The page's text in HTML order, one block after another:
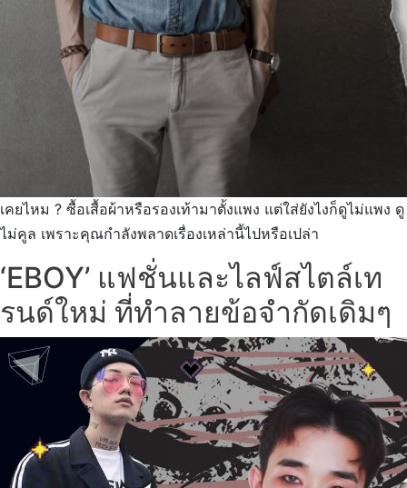
เคยไหม ? ซื้อเสื้อผ้าหรือรองเท้ามาตั้งแพง แต่ใส่ยังไงก็ดูไม่แพง ดู
ไม่คูล เพราะคุณกำลังพลาดเรื่องเหล่านี้ไปหรือเปล่า
‘EBOY’ แฟชั่นและไลฟ์สไตล์เท
รนด์ใหม่ ที่ทำลายข้อจำกัดเดิมๆ